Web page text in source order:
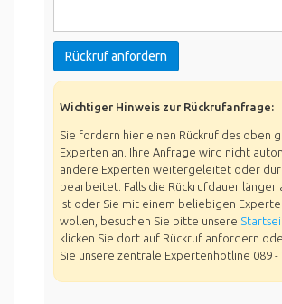
Rückruf anfordern
Wichtiger Hinweis zur Rückrufanfrage:
Sie fordern hier einen Rückruf des oben
Experten an. Ihre Anfrage wird nicht
andere Experten weitergeleitet oder
bearbeitet. Falls die Rückrufdauer länger
ist oder Sie mit einem beliebigen
wollen, besuchen Sie bitte unsere
klicken Sie dort auf Rückruf anfordern
Sie unsere zentrale Expertenhotline 089 -